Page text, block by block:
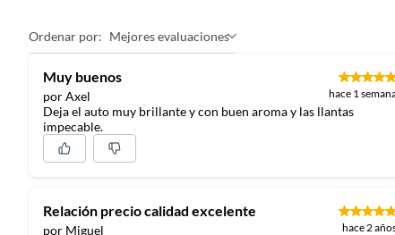
Ordenar por: Mejores evaluaciones
Muy buenos
por Axel hace 1
Deja el auto muy brillante y con buen aroma y las llantas
impecable.
Relación precio calidad excelente
por Miguel hace 2